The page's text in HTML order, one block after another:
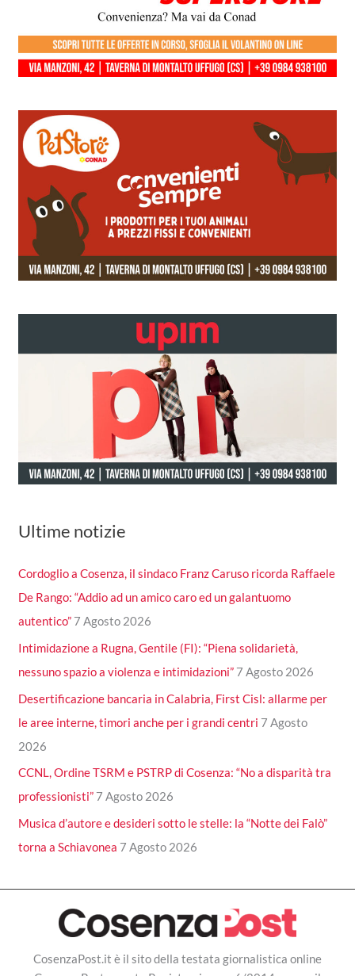
Ultime notizie
Cordoglio a Cosenza, il sindaco Franz Caruso ricorda Raffaele
De Rango: “Addio ad un amico caro ed un galantuomo
autentico” 7 Agosto 2026
Intimidazione a Rugna, Gentile (FI): “Piena solidarietà,
nessuno spazio a violenza e intimidazioni” 7 Agosto 2026
Desertificazione bancaria in Calabria, First Cisl: allarme per
le aree interne, timori anche per i grandi centri 7 Agosto
2026
CCNL, Ordine TSRM e PSTRP di Cosenza: “No a disparità tra
professionisti” 7 Agosto 2026
Musica d’autore e desideri sotto le stelle: la “Notte dei Falò”
torna a Schiavonea 7 Agosto 2026
CosenzaPost.it è il sito della testata giornalistica online